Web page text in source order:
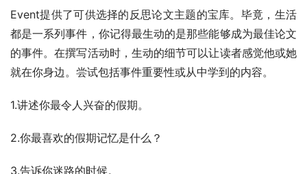
Event提供了可供选择的反思论文主题的宝库。毕竟，生活
都是一系列事件，你记得最生动的是那些能够成为最佳论文
的事件。在撰写活动时，生动的细节可以让读者感觉他或她
就在你身边。尝试包括事件重要性或从中学到的内容。
1.讲述你最令人兴奋的假期。
2.你最喜欢的假期记忆是什么？
3.告诉你迷路的时候。